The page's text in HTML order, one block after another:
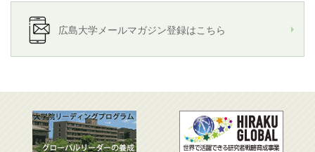
広島大学メールマガジン登録はこちら